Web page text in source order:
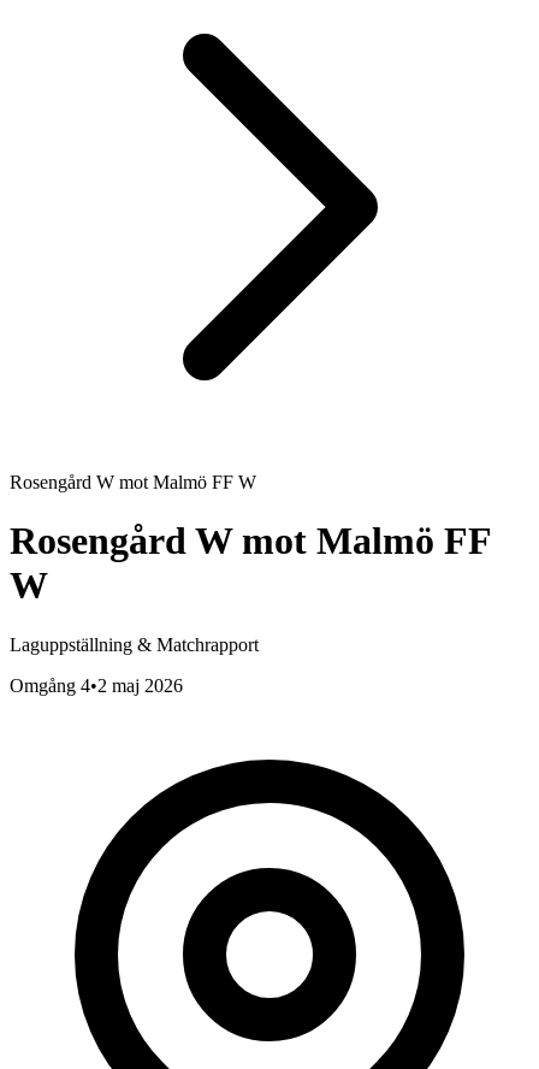
Rosengård W mot Malmö FF W
Rosengård Wmot Malmö FF
W
Laguppställning & Matchrapport
Omgång 4•2 maj 2026